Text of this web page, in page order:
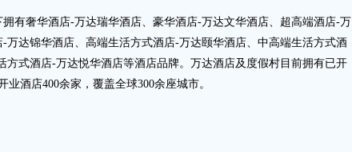
奢华酒店-万达瑞华酒店、豪华酒店-万达文华酒店、超高端酒店-万
万达锦华酒店、高端生活方式酒店-万达颐华酒店、中高端生活方式酒
方式酒店-万达悦华酒店等酒店品牌。万达酒店及度假村目前拥有已开
业酒店400余家，覆盖全球300余座城市。